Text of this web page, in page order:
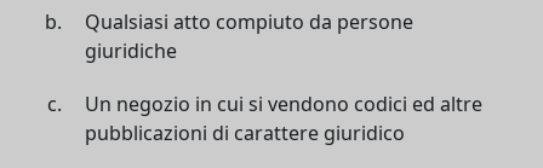
Qualsiasi atto compiuto da persone
giuridiche
Un negozio in cui si vendono codici ed altre
pubblicazioni di carattere giuridico